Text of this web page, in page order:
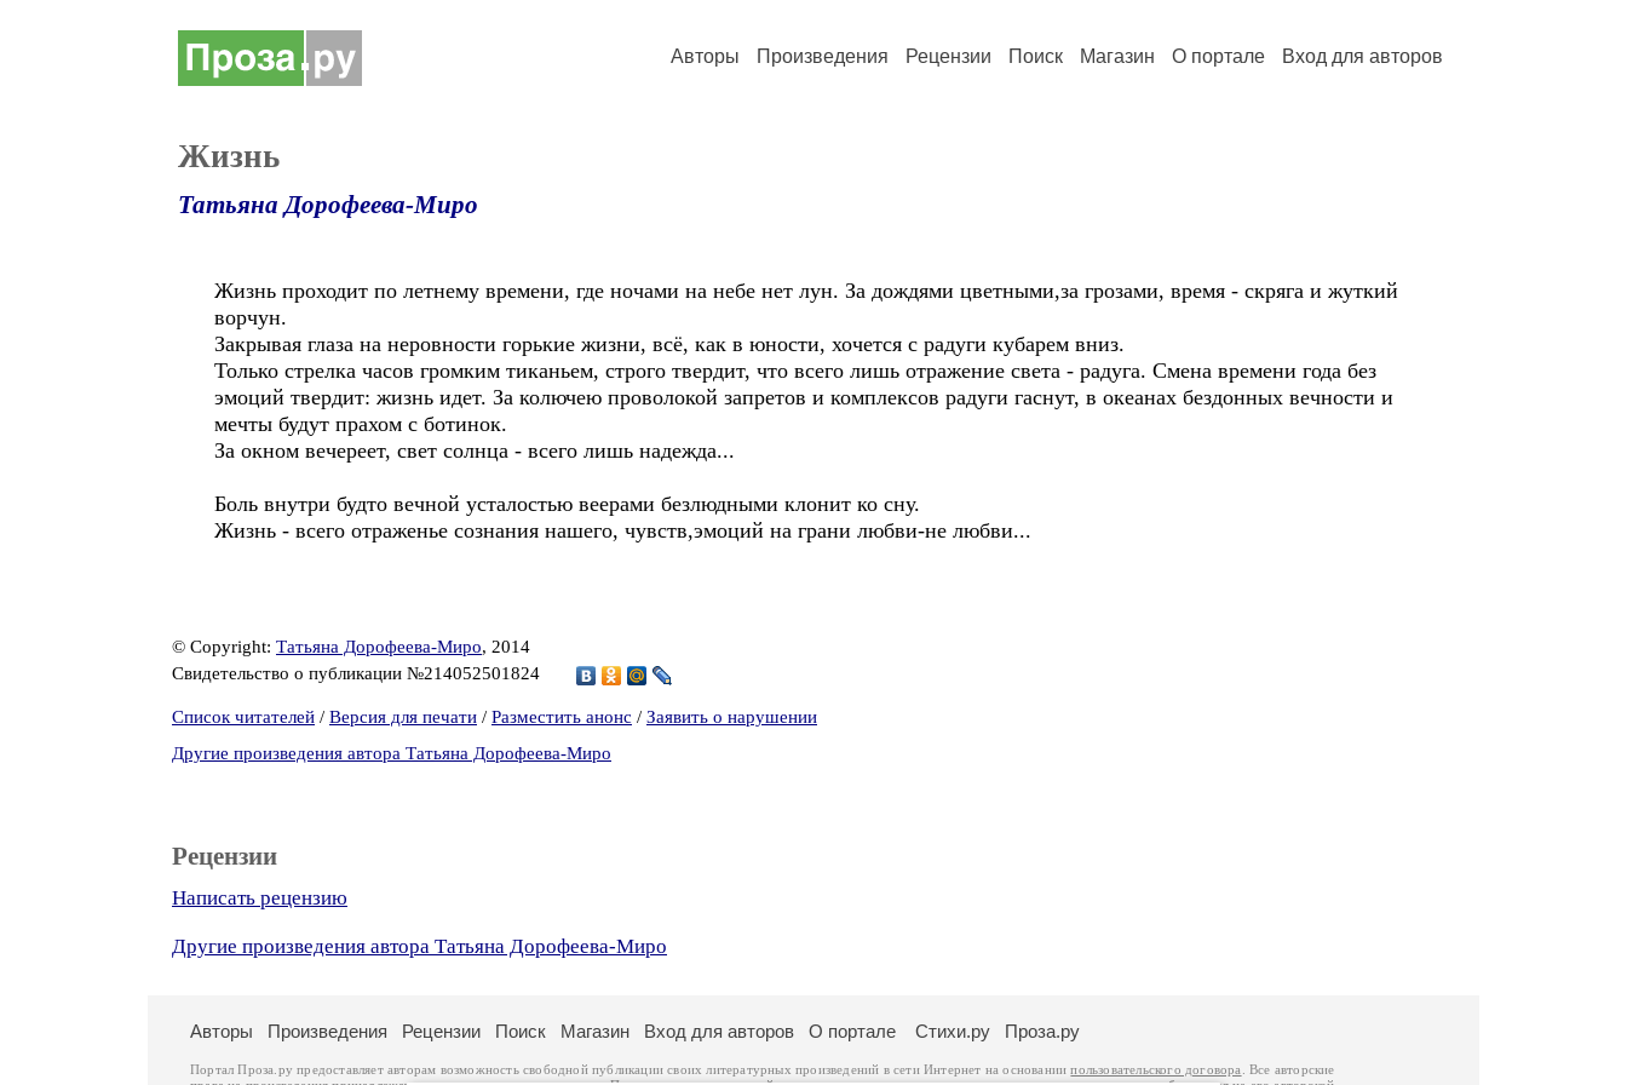
Авторы Произведения Рецензии Поиск Магазин О портале Вход для авторов
Жизнь
Татьяна Дорофеева-Миро
Жизнь проходит по летнему времени, где ночами на небе нет лун. За дождями цветными,за грозами, время - скряга и жуткий
ворчун.
Закрывая глаза на неровности горькие жизни, всё, как в юности, хочется с радуги кубарем вниз.
Только стрелка часов громким тиканьем, строго твердит, что всего лишь отражение света - радуга. Смена времени года без
эмоций твердит: жизнь идет. За колючею проволокой запретов и комплексов радуги гаснут, в океанах бездонных вечности и
мечты будут прахом с ботинок.
За окном вечереет, свет солнца - всего лишь надежда...
Боль внутри будто вечной усталостью веерами безлюдными клонит ко сну.
Жизнь - всего отраженье сознания нашего, чувств,эмоций на грани любви-не любви...
© Copyright: Татьяна Дорофеева-Миро, 2014
Свидетельство о публикации №214052501824
Список читателей / Версия для печати / Разместить анонс / Заявить о нарушении
Другие произведения автора Татьяна Дорофеева-Миро
Рецензии
Написать рецензию
Другие произведения автора Татьяна Дорофеева-Миро
Авторы Произведения Рецензии Поиск Магазин Вход для авторов О портале Стихи.ру Проза.ру
Портал Проза.ру предоставляет авторам возможность свободной публикации своих литературных произведений в сети Интернет на основаниипользовательского договора
. Все авторские